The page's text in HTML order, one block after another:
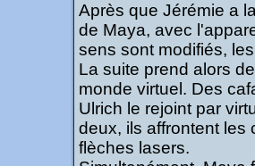
Après que Jérémie a
de Maya, avec
sens sont modifiés,
La suite prend alors
monde virtuel. Des
Ulrich le rejoint par
deux, ils affrontent les
flèches lasers.